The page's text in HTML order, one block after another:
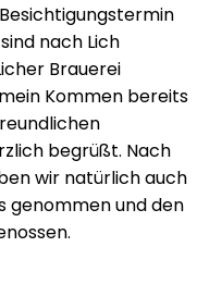
nach Lich
Brauerei
Kommen bereits
begrüßt. Nach
wir natürlich auch
genommen und den